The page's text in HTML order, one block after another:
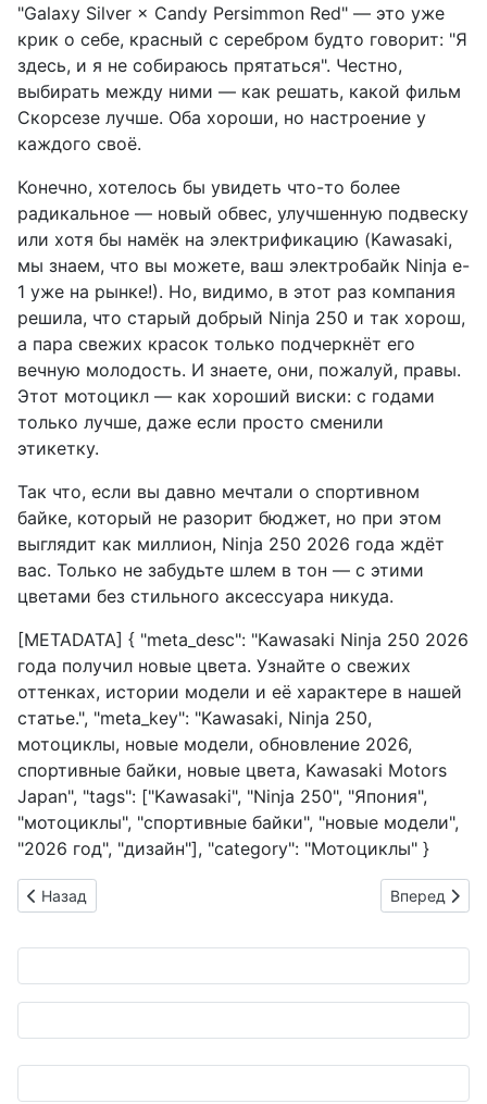
"Galaxy Silver × Candy Persimmon Red" — это уже
крик о себе, красный с серебром будто говорит: "Я
здесь, и я не собираюсь прятаться". Честно,
выбирать между ними — как решать, какой фильм
Скорсезе лучше. Оба хороши, но настроение у
каждого своё.
Конечно, хотелось бы увидеть что-то более
радикальное — новый обвес, улучшенную подвеску
или хотя бы намёк на электрификацию (Kawasaki,
мы знаем, что вы можете, ваш электробайк Ninja e-
1 уже на рынке!). Но, видимо, в этот раз компания
решила, что старый добрый Ninja 250 и так хорош,
а пара свежих красок только подчеркнёт его
вечную молодость. И знаете, они, пожалуй, правы.
Этот мотоцикл — как хороший виски: с годами
только лучше, даже если просто сменили
этикетку.
Так что, если вы давно мечтали о спортивном
байке, который не разорит бюджет, но при этом
выглядит как миллион, Ninja 250 2026 года ждёт
вас. Только не забудьте шлем в тон — с этими
цветами без стильного аксессуара никуда.
[METADATA] { "meta_desc": "Kawasaki Ninja 250 2026
года получил новые цвета. Узнайте о свежих
оттенках, истории модели и её характере в нашей
статье.", "meta_key": "Kawasaki, Ninja 250,
мотоциклы, новые модели, обновление 2026,
спортивные байки, новые цвета, Kawasaki Motors
Japan", "tags": ["Kawasaki", "Ninja 250", "Япония",
"мотоциклы", "спортивные байки", "новые модели",
"2026 год", "дизайн"], "category": "Мотоциклы" }
Предыдущий: ST Microelectronics: Будущее чипов в
Назад Следующий:
Вперед